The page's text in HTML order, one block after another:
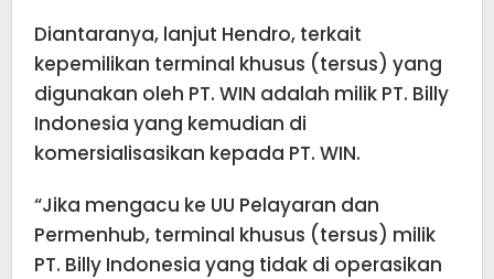
Diantaranya, lanjut Hendro, terkait
kepemilikan terminal khusus (tersus) yang
digunakan oleh PT. WIN adalah milik PT. Billy
Indonesia yang kemudian di
komersialisasikan kepada PT. WIN.
“Jika mengacu ke UU Pelayaran dan
Permenhub, terminal khusus (tersus) milik
PT. Billy Indonesia yang tidak di operasikan